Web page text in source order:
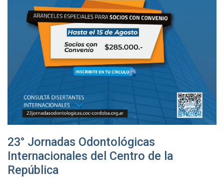
23° Jornadas Odontológicas
Internacionales del Centro de la
República